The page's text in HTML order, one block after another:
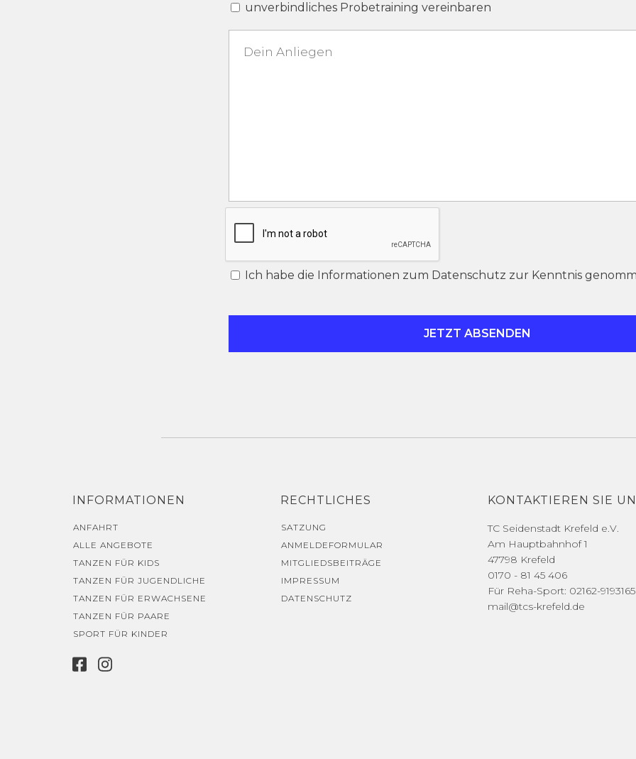
unverbindliches Probetraining vereinbaren
Ich habe die Informationen zum Datenschutz zur Kenntnis
INFORMATIONEN
ANFAHRT
ALLE ANGEBOTE
TANZEN FÜR KIDS
TANZEN FÜR JUGENDLICHE
TANZEN FÜR ERWACHSENE
TANZEN FÜR PAARE
SPORT FÜR KINDER
RECHTLICHES
SATZUNG
ANMELDEFORMULAR
MITGLIEDSBEITRÄGE
IMPRESSUM
DATENSCHUTZ
KONTAKTIEREN SIE
TC Seidenstadt Krefeld e.V.
Am Hauptbahnhof 1
47798 Krefeld
0170 - 81 45 406
Für Reha-Sport: 02162-9193165
mail@tcs-krefeld.de